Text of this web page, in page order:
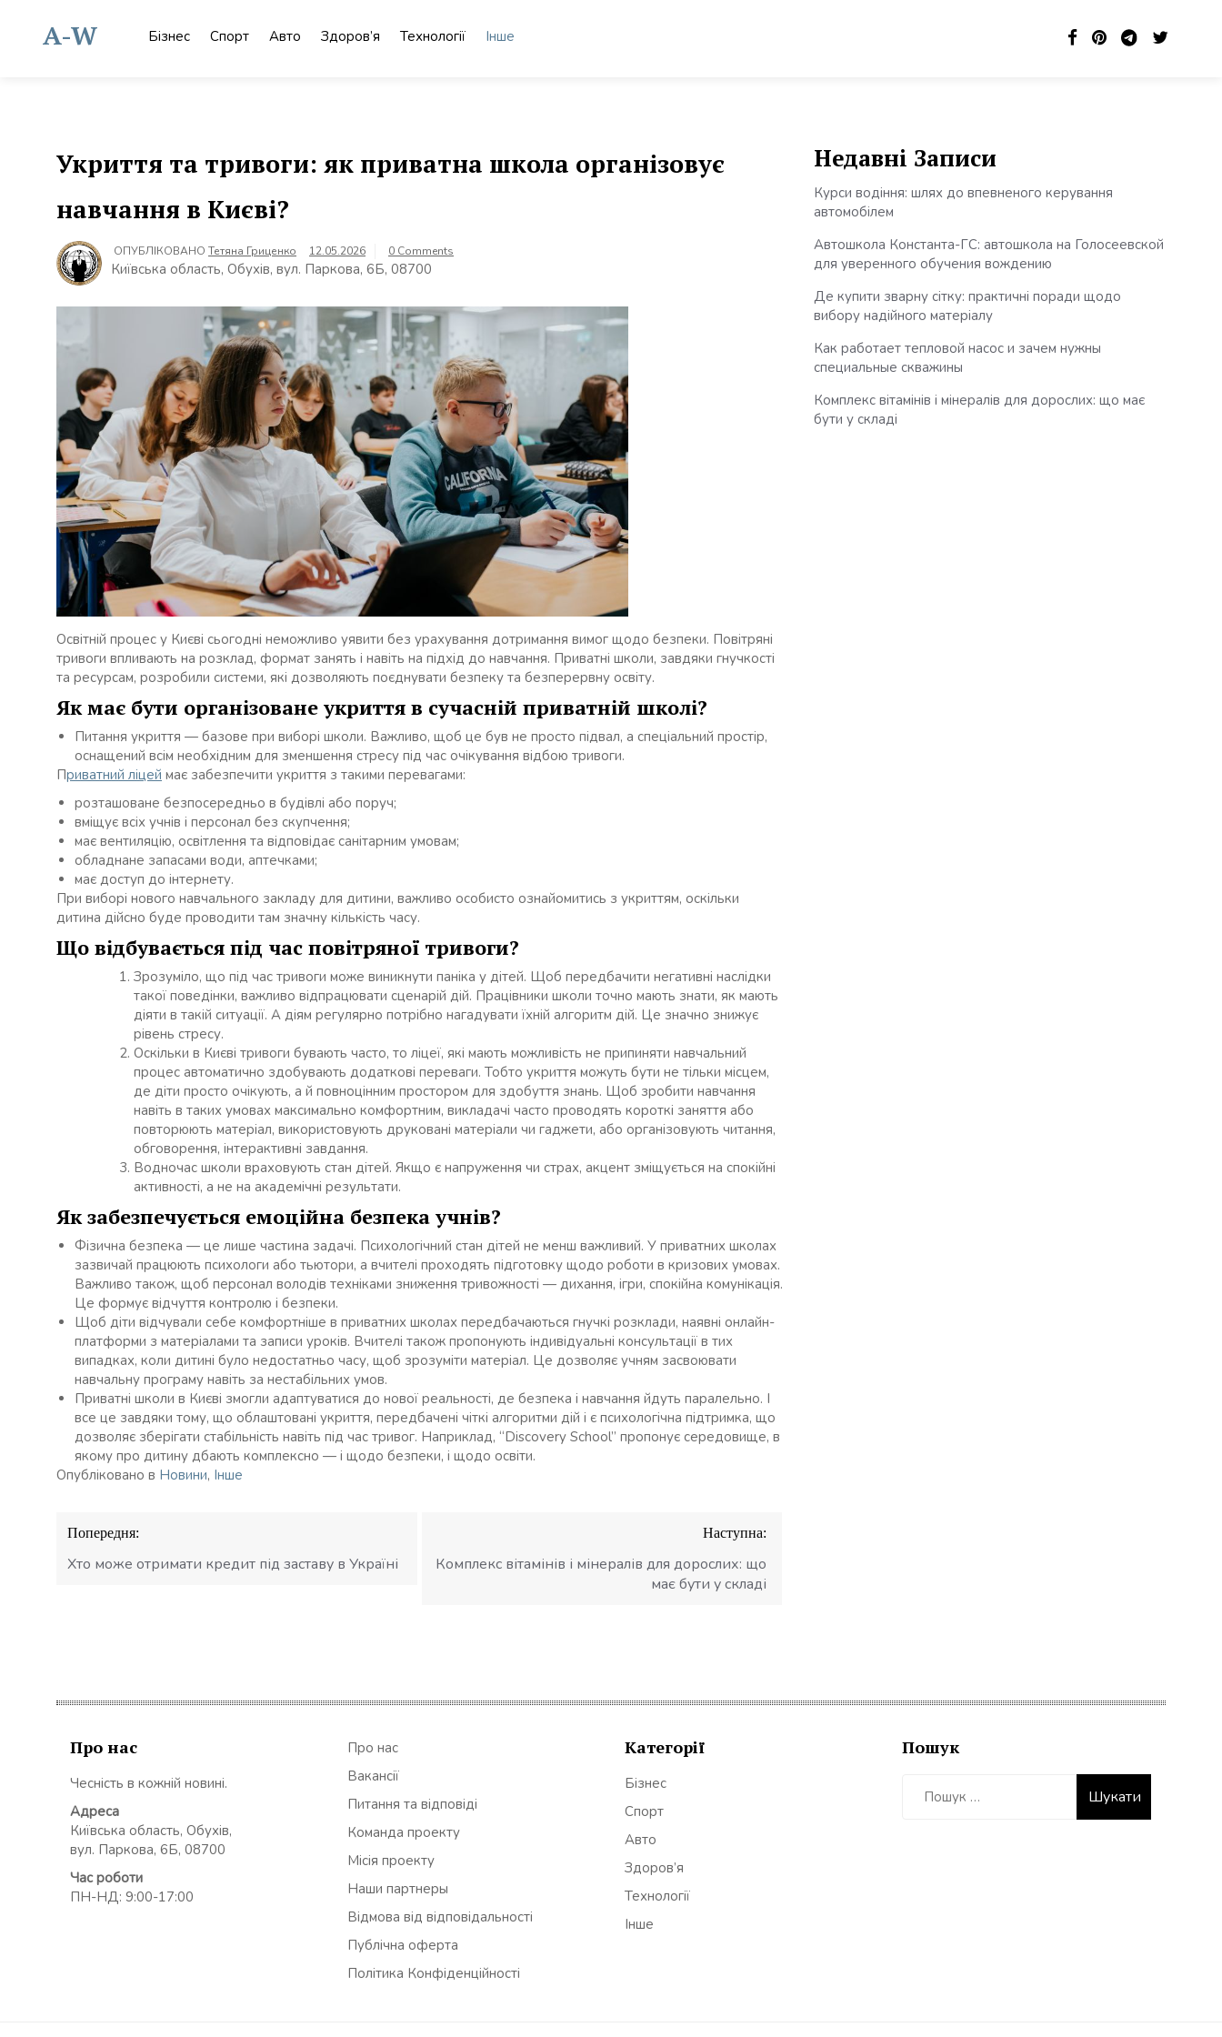
contentA-W Бізнес Спорт Авто Здоров’я Технології Інше
Укриття та тривоги: як приватна школа організовує
навчання в Києві?
ОПУБЛІКОВАНО Тетяна Гриценко 12.05.2026 0 Comments
Київська область, Обухів, вул. Паркова, 6Б, 08700
Освітній процес у Києві сьогодні неможливо уявити без урахування дотримання вимог щодо безпеки. Повітряні
тривоги впливають на розклад, формат занять і навіть на підхід до навчання. Приватні школи, завдяки гнучкості
та ресурсам, розробили системи, які дозволяють поєднувати безпеку та безперервну освіту.
Як має бути організоване укриття в сучасній приватній школі?
Питання укриття — базове при виборі школи. Важливо, щоб це був не просто підвал, а спеціальний простір,
оснащений всім необхідним для зменшення стресу під час очікування відбою тривоги.
Приватний ліцей має забезпечити укриття з такими перевагами:
розташоване безпосередньо в будівлі або поруч;
вміщує всіх учнів і персонал без скупчення;
має вентиляцію, освітлення та відповідає санітарним умовам;
обладнане запасами води, аптечками;
має доступ до інтернету.
При виборі нового навчального закладу для дитини, важливо особисто ознайомитись з укриттям, оскільки
дитина дійсно буде проводити там значну кількість часу.
Що відбувається під час повітряної тривоги?
Зрозуміло, що під час тривоги може виникнути паніка у дітей. Щоб передбачити негативні наслідки
такої поведінки, важливо відпрацювати сценарій дій. Працівники школи точно мають знати, як мають
діяти в такій ситуації. А діям регулярно потрібно нагадувати їхній алгоритм дій. Це значно знижує
рівень стресу.
Оскільки в Києві тривоги бувають часто, то ліцеї, які мають можливість не припиняти навчальний
процес автоматично здобувають додаткові переваги. Тобто укриття можуть бути не тільки місцем,
де діти просто очікують, а й повноцінним простором для здобуття знань. Щоб зробити навчання
навіть в таких умовах максимально комфортним, викладачі часто проводять короткі заняття або
повторюють матеріал, використовують друковані матеріали чи гаджети, або організовують читання,
обговорення, інтерактивні завдання.
Водночас школи враховують стан дітей. Якщо є напруження чи страх, акцент зміщується на спокійні
активності, а не на академічні результати.
Як забезпечується емоційна безпека учнів?
Фізична безпека — це лише частина задачі. Психологічний стан дітей не менш важливий. У приватних школах
зазвичай працюють психологи або тьютори, а вчителі проходять підготовку щодо роботи в кризових умовах.
Важливо також, щоб персонал володів техніками зниження тривожності — дихання, ігри, спокійна комунікація.
Це формує відчуття контролю і безпеки.
Щоб діти відчували себе комфортніше в приватних школах передбачаються гнучкі розклади, наявні онлайн-
платформи з матеріалами та записи уроків. Вчителі також пропонують індивідуальні консультації в тих
випадках, коли дитині було недостатньо часу, щоб зрозуміти матеріал. Це дозволяє учням засвоювати
навчальну програму навіть за нестабільних умов.
Приватні школи в Києві змогли адаптуватися до нової реальності, де безпека і навчання йдуть паралельно. І
все це завдяки тому, що облаштовані укриття, передбачені чіткі алгоритми дій і є психологічна підтримка, що
дозволяє зберігати стабільність навіть під час тривог. Наприклад, “Discovery School” пропонує середовище, в
якому про дитину дбають комплексно — і щодо безпеки, і щодо освіти.
Опубліковано в Новини, Інше
Навігація
записів
Попередня:
Хто може отримати кредит під заставу в Україні
Наступна:
Комплекс вітамінів і мінералів для дорослих: що
має бути у складі
Недавні Записи
Курси водіння: шлях до впевненого керування
автомобілем
Автошкола Константа-ГС: автошкола на Голосеевской
для уверенного обучения вождению
Де купити зварну сітку: практичні поради щодо
вибору надійного матеріалу
Как работает тепловой насос и зачем нужны
специальные скважины
Комплекс вітамінів і мінералів для дорослих: що має
бути у складі
Про нас
Чесність в кожній новині.
Адреса
Київська область, Обухів,
вул. Паркова, 6Б, 08700
Час роботи
ПН-НД: 9:00-17:00
Про нас
Вакансії
Питання та відповіді
Команда проекту
Місія проекту
Наши партнеры
Відмова від відповідальності
Публічна оферта
Політика Конфіденційності
Категорії
Бізнес
Спорт
Авто
Здоров’я
Технології
Інше
Пошук